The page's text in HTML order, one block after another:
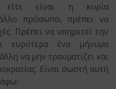
είτε είναι η κυρία
πρόσωπο, πρέπει να
Πρέπει να υπηρετεί την
ευρύτερα ένα μήνυμα
να μην τραυματίζει και
Είναι σωστή αυτή